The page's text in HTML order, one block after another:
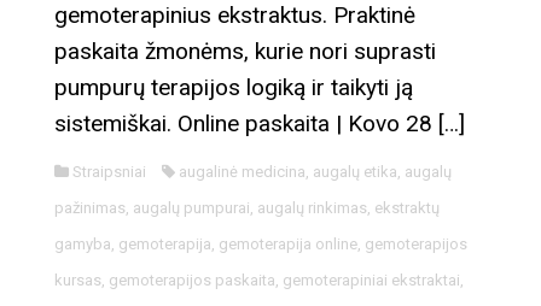
gemoterapinius ekstraktus. Praktinė
paskaita žmonėms, kurie nori suprasti
pumpurų terapijos logiką ir taikyti ją
sistemiškai. Online paskaita | Kovo 28 […]
Straipsniai augalinė medicina, augalų etika, augalų
pažinimas, augalų pumpurai, augalų rinkimas, ekstraktų
gamyba, gemoterapija, gemoterapija online, gemoterapijos
kursas, gemoterapijos paskaita, gemoterapiniai ekstraktai,